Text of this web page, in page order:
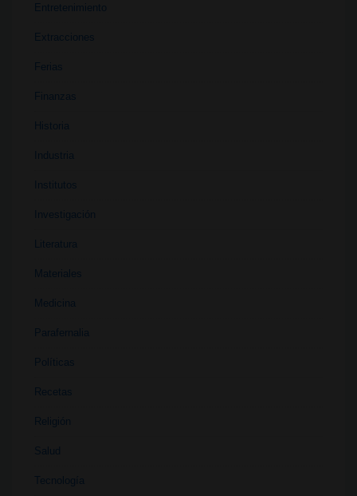
Entretenimiento
Extracciones
Ferias
Finanzas
Historia
Industria
Institutos
Investigación
Literatura
Materiales
Medicina
Parafernalia
Políticas
Recetas
Religión
Salud
Tecnología